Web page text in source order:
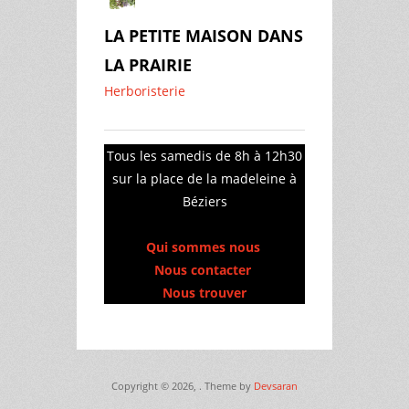
LA PETITE MAISON DANS
LA PRAIRIE
Herboristerie
Tous les samedis de 8h à 12h30
sur la place de la madeleine à
Béziers
Qui sommes nous
Nous contacter
Nous trouver
Copyright © 2026, . Theme by Devsaran